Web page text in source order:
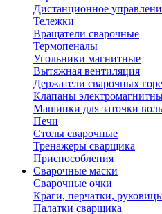
Дистанционное
Тележки
Вращатели сварочные
Термопеналы
Угольники магнитные
Вытяжная вентиляция
Держатели сварочных
Клапаны
Машинки для заточки
Печи
Столы сварочные
Тренажеры сварщика
Приспособления
Сварочные маски
Сварочные очки
Краги, перчатки,
Палатки сварщика